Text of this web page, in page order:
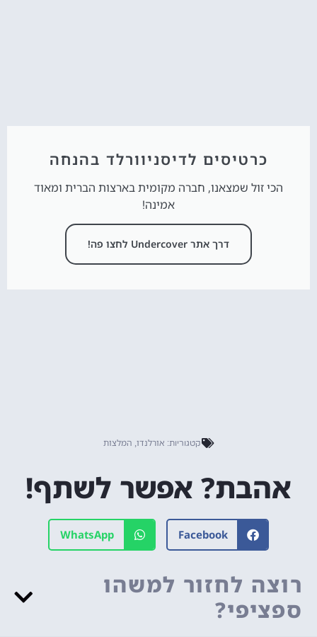
כרטיסים לדיסניוורלד בהנחה
הכי זול שמצאנו, חברה מקומית בארצות הברית ומאוד
אמינה!
דרך אתר Undercover לחצו פה!
קטגוריות: אורלנדו, המלצות
אהבת? אפשר לשתף!
Facebook
WhatsApp
רוצה לחזור למשהו
ספציפי?